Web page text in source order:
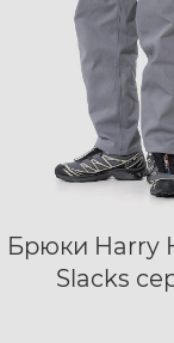
Брюки Harry
Slacks
XS
XL
XXL